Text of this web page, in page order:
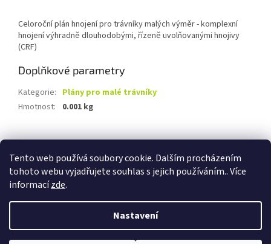
Tento web používá soubory cookie. Dalším procházením
tohoto webu vyjadřujete souhlas s jejich používáním.. Více
informacízde.
Nastavení
Celoroční plán hnojení pro trávníky malých výměr - komplexní
hnojení výhradně dlouhodobými, řízeně uvolňovanými hnojivy
(CRF)
Doplňkové parametry
Kategorie: Plány pro malé trávníky
Hmotnost: 0.001 kg
Z
Travnik-realizace.cz Kontakty Odstoupení od smlouvy
Vytvořil Shoptet